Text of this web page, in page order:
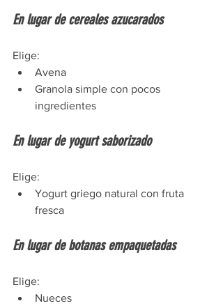
En lugar de cereales azucarados
Elige:
Avena
Granola simple con pocos
ingredientes
En lugar de yogurt saborizado
Elige:
Yogurt griego natural con fruta
fresca
En lugar de botanas empaquetadas
Elige:
Nueces